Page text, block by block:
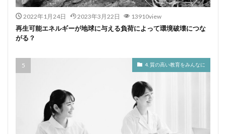
2022年1月24日 2023年3月22日 13910view
再生可能エネルギーが地球に与える負荷によって環境破壊につな
がる？
4. 質の高い教育をみんなに